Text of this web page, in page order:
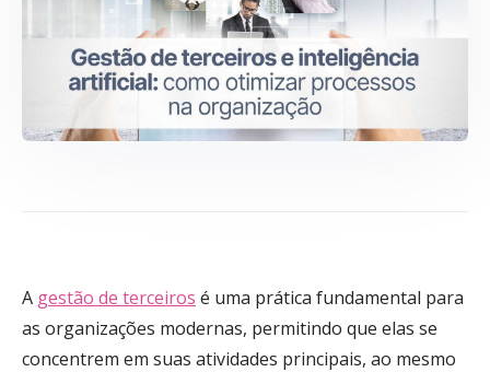
A gestão de terceiros é uma prática fundamental para
as organizações modernas, permitindo que elas se
concentrem em suas atividades principais, ao mesmo